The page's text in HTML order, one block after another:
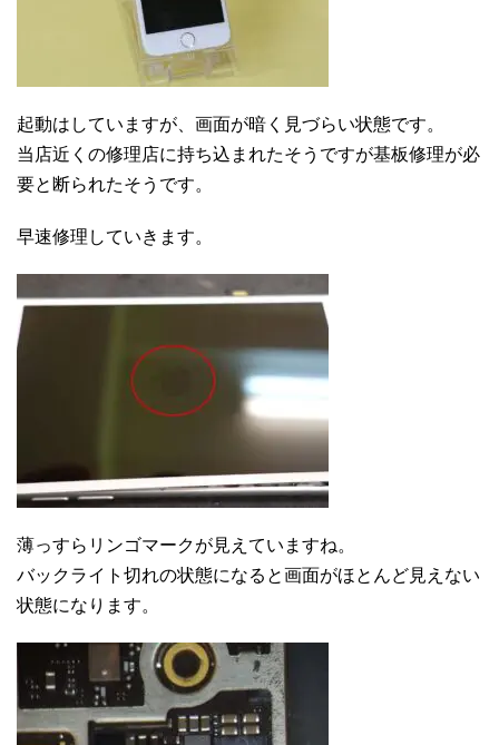
起動はしていますが、画面が暗く見づらい状態です。
当店近くの修理店に持ち込まれたそうですが基板修理が必
要と断られたそうです。
早速修理していきます。
薄っすらリンゴマークが見えていますね。
バックライト切れの状態になると画面がほとんど見えない
状態になります。